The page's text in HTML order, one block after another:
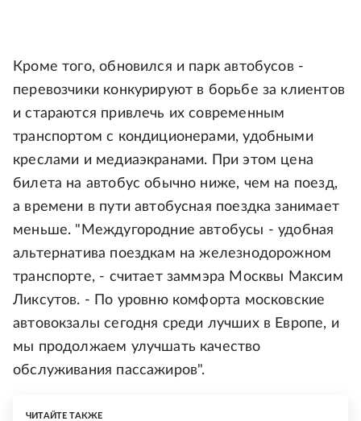
Кроме того, обновился и парк автобусов -
перевозчики конкурируют в борьбе за клиентов
и стараются привлечь их современным
транспортом с кондиционерами, удобными
креслами и медиаэкранами. При этом цена
билета на автобус обычно ниже, чем на поезд,
а времени в пути автобусная поездка занимает
меньше. "Междугородние автобусы - удобная
альтернатива поездкам на железнодорожном
транспорте, - считает заммэра Москвы Максим
Ликсутов. - По уровню комфорта московские
автовокзалы сегодня среди лучших в Европе, и
мы продолжаем улучшать качество
обслуживания пассажиров".
ЧИТАЙТЕ ТАКЖЕ